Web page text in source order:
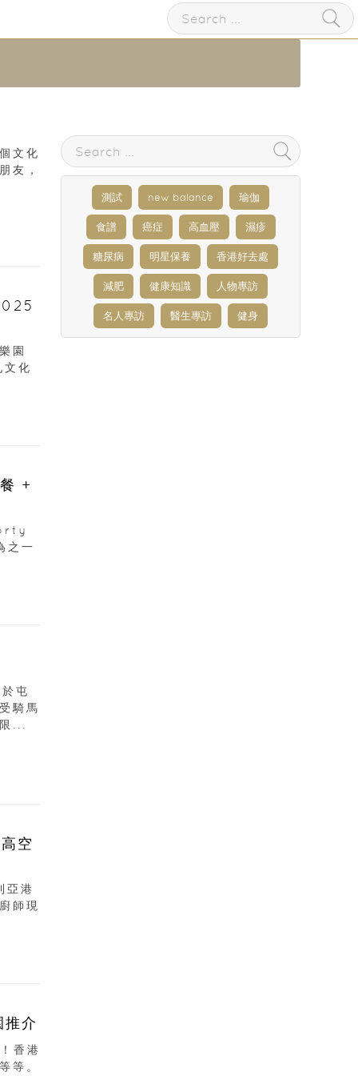
文化
友，
園
化
+
之一
屯
騎馬
...
空
亞港
師現
介
香港
等。
測試 new balance 瑜伽
食譜 癌症 高血壓 濕疹
糖尿病 明星保養 香港好去處
減肥 健康知識 人物專訪
名人專訪 醫生專訪 健身